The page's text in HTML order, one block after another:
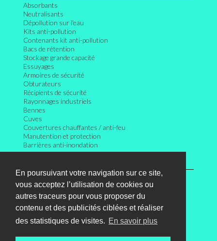
En poursuivant votre navigation sur ce site,
vous acceptez l’utilisation de cookies ou
autres traceurs pour vous proposer du
contenu et des publicités ciblées et réaliser
des statistiques de visites. En savoir plus
Absorbants
Neutralisants
Dépollution sur l'eau
Kits anti-pollution
Contenants kit anti-pollution
Bacs de rétention
Stockage grande capacité
Essuyages
Armoires de sécurité
Obturateurs
Récipients de sécurité
Rayonnages industriels
Bennes
Cuves
Couvertures chauffantes / anti-feu
Manutention et protection
Barrières anti-inondation
Connexion
Mentions légales
Conditions générales des ventes
Plan du site
Nous contacter